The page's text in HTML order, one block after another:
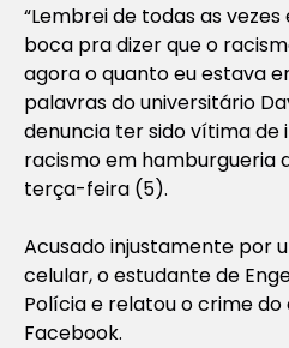
“Lembrei de todas as
boca pra dizer que o
agora o quanto eu estava
palavras do universitário
denuncia ter sido vítima de
racismo em hamburgueria
terça-feira (5).
Acusado injustamente por
celular, o estudante de
Polícia e relatou o crime do
Facebook.